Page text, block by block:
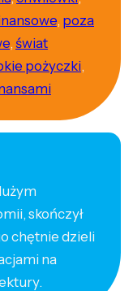
, poza
, świat
pożyczki,
skończył
chętnie dzieli
na